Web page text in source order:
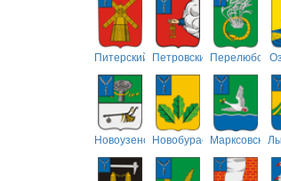
Питерский ПетровскийПерелюбский
НовоузенскийНовобурасскийМарксовский